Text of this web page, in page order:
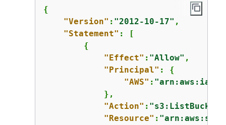
{
"Version" : "2012-10-17" ,
"Statement" : [
{
"Effect" : "Allow" ,
"Principal" : {
"AWS" : "arn:aws:iam::
            },
"Action" : "s3:ListBucket"
"Resource" :